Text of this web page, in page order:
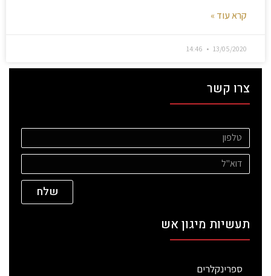
קרא עוד »
13/05/2020
צרו קשר
שלח
תעשיות מיגון אש
ספרינקלרים